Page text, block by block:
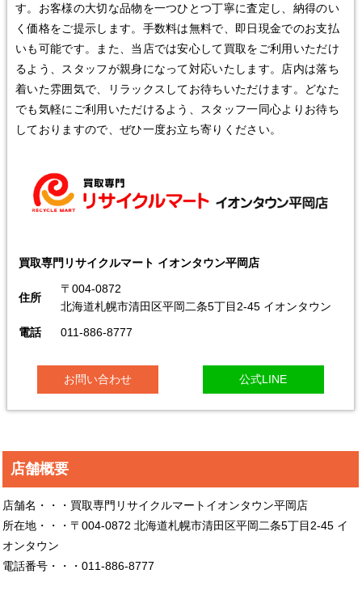
す。お客様の大切な品物を一つひとつ丁寧に査定し、納得のい
く価格をご提示します。手数料は無料で、即日現金でのお支払
いも可能です。また、当店では安心して買取をご利用いただけ
るよう、スタッフが親身になって対応いたします。店内は落ち
着いた雰囲気で、リラックスしてお待ちいただけます。どなた
でも気軽にご利用いただけるよう、スタッフ一同心よりお待ち
しておりますので、ぜひ一度お立ち寄りください。
買取専門リサイクルマート イオンタウン平岡店
住所
〒004-0872
北海道札幌市清田区平岡二条5丁目2-45 イオンタウン
電話
011-886-8777
お問い合わせ 公式LINE
店舗概要
店舗名・・・買取専門リサイクルマートイオンタウン平岡店
所在地・・・〒004-0872 北海道札幌市清田区平岡二条5丁目2-45 イ
オンタウン
電話番号・・・011-886-8777